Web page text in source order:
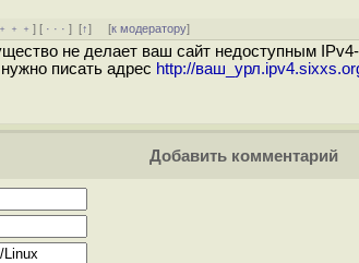
﹢﹢﹢] [ · · ·][↑] [к модератору]
не делает ваш сайт недоступным
писать адрес http://
Добавить комментарий